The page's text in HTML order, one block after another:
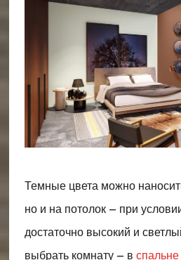
Темные цвета можно
но и на потолок – при
достаточно высокий и
выбрать комнату – в спальне